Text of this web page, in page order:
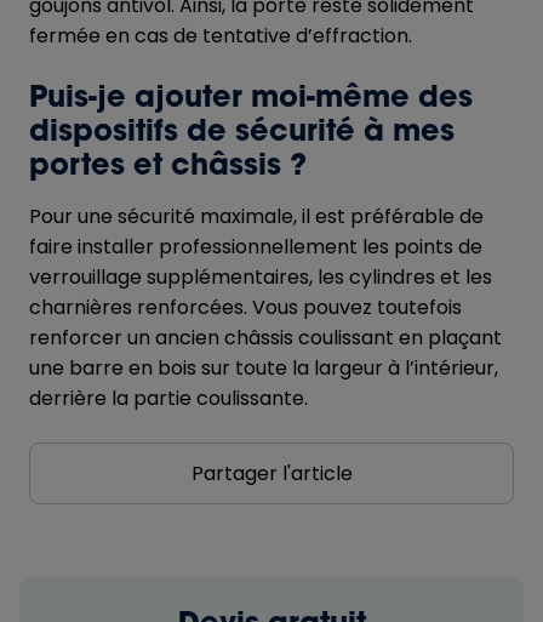
fermée en cas de tentative d’effraction.
Puis-je ajouter moi-même des
dispositifs de sécurité à mes
portes et châssis ?
Pour une sécurité maximale, il est préférable de
faire installer professionnellement les points de
verrouillage supplémentaires, les cylindres et les
charnières renforcées. Vous pouvez toutefois
renforcer un ancien châssis coulissant en plaçant
une barre en bois sur toute la largeur à l’intérieur,
derrière la partie coulissante.
Partager l'article